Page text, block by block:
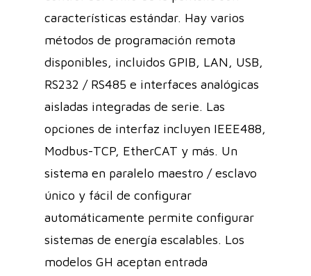
características estándar. Hay varios
métodos de programación remota
disponibles, incluidos GPIB, LAN, USB,
RS232 / RS485 e interfaces analógicas
aisladas integradas de serie. Las
opciones de interfaz incluyen IEEE488,
Modbus-TCP, EtherCAT y más. Un
sistema en paralelo maestro / esclavo
único y fácil de configurar
automáticamente permite configurar
sistemas de energía escalables. Los
modelos GH aceptan entrada